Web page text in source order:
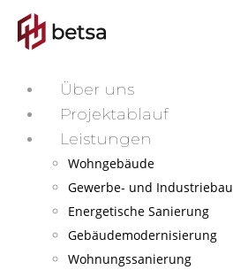
Über uns
Projektablauf
Leistungen
Wohngebäude
Gewerbe- und Industriebau
Energetische Sanierung
Gebäudemodernisierung
Wohnungssanierung